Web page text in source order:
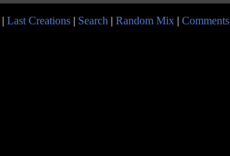
| Last Creations | Search | Random Mix | Comments